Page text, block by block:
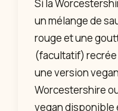
Si la
un mélange de
rouge et une
(facultatif) recrée
une version
Worcestershire
vegan disponible